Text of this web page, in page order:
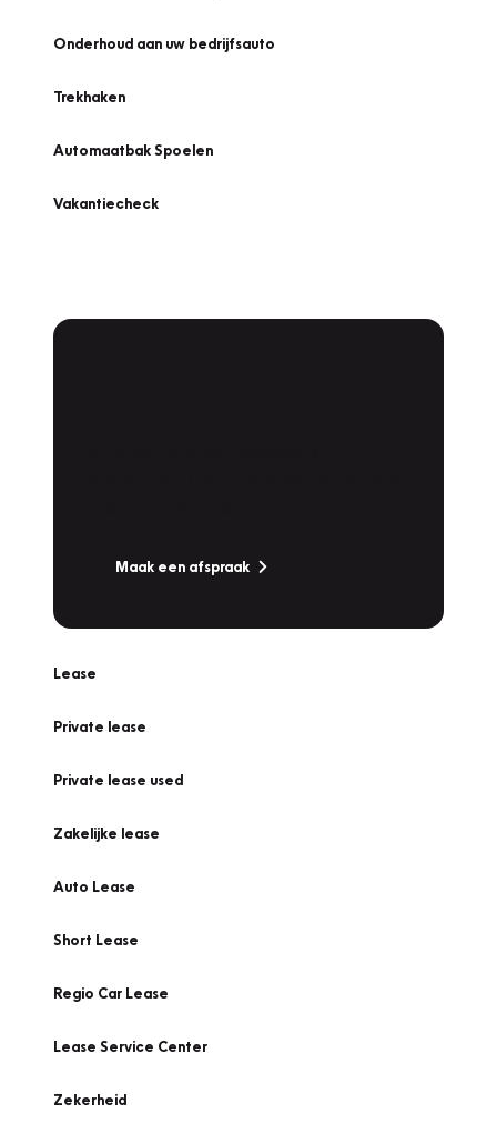
Onderhoud aan uw bedrijfsauto
Trekhaken
Automaatbak Spoelen
Vakantiecheck
Maak een afspraak
Lease
Private lease
Private lease used
Zakelijke lease
Auto Lease
Short Lease
Regio Car Lease
Lease Service Center
Zekerheid